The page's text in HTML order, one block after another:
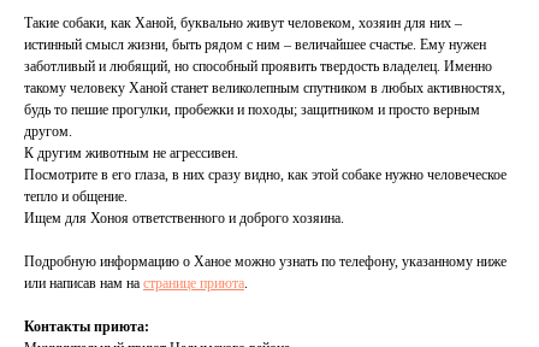
Такие собаки, как Ханой, буквально живут человеком, хозяин для них –
истинный смысл жизни, быть рядом с ним – величайшее счастье. Ему нужен
заботливый и любящий, но способный проявить твердость владелец. Именно
такому человеку Ханой станет великолепным спутником в любых активностях,
будь то пешие прогулки, пробежки и походы; защитником и просто верным
другом.
К другим животным не агрессивен.
Посмотрите в его глаза, в них сразу видно, как этой собаке нужно человеческое
тепло и общение.
Ищем для Хоноя ответственного и доброго хозяина.
Подробную информацию о Ханое можно узнать по телефону, указанному ниже
или написав нам на странице приюта.
Контакты приюта: